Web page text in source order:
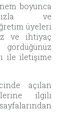
boyunca
ve
üyeleri
ve ihtiyaç
ile iletişime
açılan
ilgili